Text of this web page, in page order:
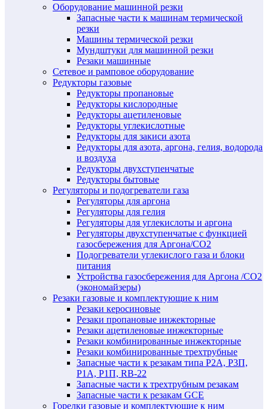
Оборудование машинной резки
Запасные части к машинам термической
резки
Машины термической резки
Мундштуки для машинной резки
Резаки машинные
Сетевое и рамповое оборудование
Редукторы газовые
Редукторы пропановые
Редукторы кислородные
Редукторы ацетиленовые
Редукторы углекислотные
Редукторы для закиси азота
Редукторы для азота, аргона, гелия, водорода
и воздуха
Редукторы двухступенчатые
Редукторы бытовые
Регуляторы и подогреватели газа
Регуляторы для аргона
Регуляторы для гелия
Регуляторы для углекислоты и аргона
Регуляторы двухступенчатые c функцией
газосбережения для Аргона/СО2
Подогреватели углекислого газа и блоки
питания
Устройства газосбережения для Аргона /СО2
(экономайзеры)
Резаки газовые и комплектующие к ним
Резаки керосиновые
Резаки пропановые инжекторные
Резаки ацетиленовые инжекторные
Резаки комбинированные инжекторные
Резаки комбинированные трехтрубные
Запасные части к резакам типа Р2А, Р3П,
Р1А, Р1П, RB-22
Запасные части к трехтрубным резакам
Запасные части к резакам GCE
Горелки газовые и комплектующие к ним